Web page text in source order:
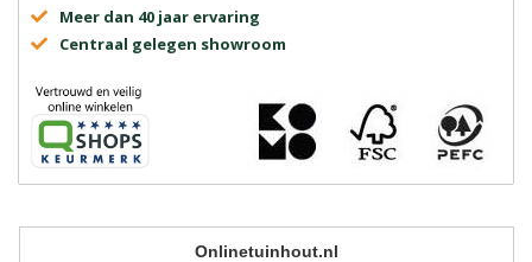
Meer dan 40 jaar ervaring
Centraal gelegen showroom
Onlinetuinhout.nl